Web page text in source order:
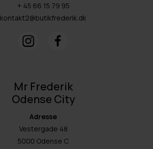
+ 45 66 15 79 95
kontakt2@butikfrederik.dk
Mr Frederik
Odense City
Adresse
Vestergade 48
5000 Odense C